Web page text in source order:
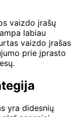
vaizdo įrašų
labiau
vaizdo įrašas
prie įprasto
yra didesnių